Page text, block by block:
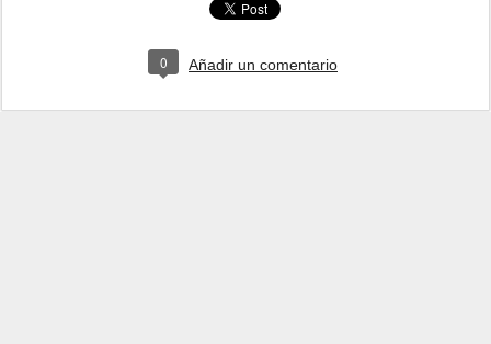
0 Añadir un comentario